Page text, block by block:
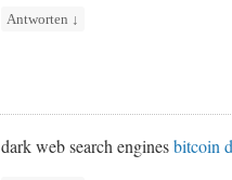
Antworten ↓
dark web search enginesbitcoin